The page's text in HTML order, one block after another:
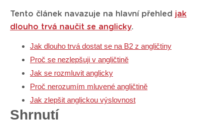
Tento článek navazuje na hlavní přehled jak
dlouho trvá naučit se anglicky.
Jak dlouho trvá dostat se na B2 z angličtiny
Proč se nezlepšuji v angličtině
Jak se rozmluvit anglicky
Proč nerozumím mluvené angličtině
Jak zlepšit anglickou výslovnost
Shrnutí